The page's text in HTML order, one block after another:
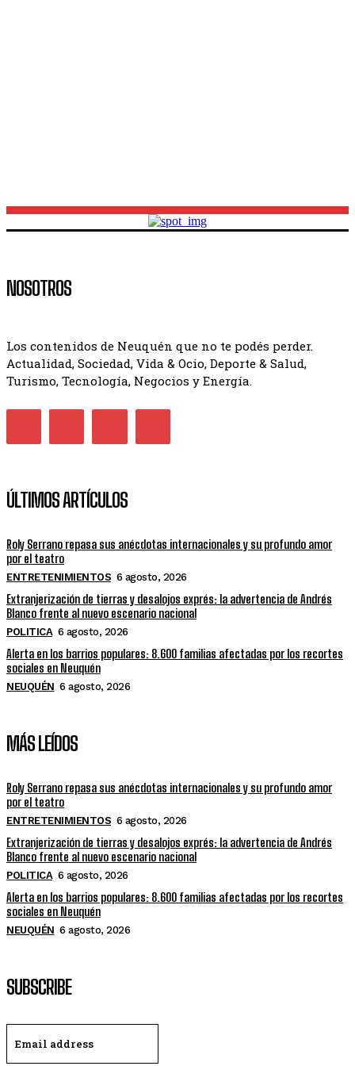
NOSOTROS
Los contenidos de Neuquén que no te podés perder.
Actualidad, Sociedad, Vida & Ocio, Deporte & Salud,
Turismo, Tecnología, Negocios y Energía.
ÚLTIMOS ARTÍCULOS
Roly Serrano repasa sus anécdotas internacionales y su profundo amor
por el teatro
ENTRETENIMIENTOS 6 agosto, 2026
Extranjerización de tierras y desalojos exprés: la advertencia de Andrés
Blanco frente al nuevo escenario nacional
POLITICA 6 agosto, 2026
Alerta en los barrios populares: 8.600 familias afectadas por los recortes
sociales en Neuquén
NEUQUÉN 6 agosto, 2026
MÁS LEÍDOS
Roly Serrano repasa sus anécdotas internacionales y su profundo amor
por el teatro
ENTRETENIMIENTOS 6 agosto, 2026
Extranjerización de tierras y desalojos exprés: la advertencia de Andrés
Blanco frente al nuevo escenario nacional
POLITICA 6 agosto, 2026
Alerta en los barrios populares: 8.600 familias afectadas por los recortes
sociales en Neuquén
NEUQUÉN 6 agosto, 2026
SUBSCRIBE